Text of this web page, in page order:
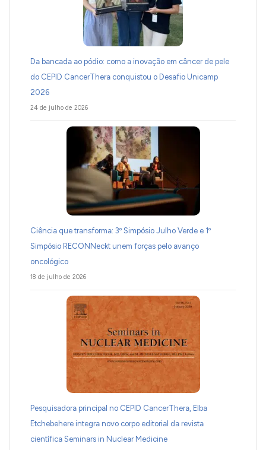
Da bancada ao pódio: como a inovação em câncer de pele
do CEPID CancerThera conquistou o Desafio Unicamp
2026
24 de julho de 2026
Ciência que transforma: 3º Simpósio Julho Verde e 1º
Simpósio RECONNeckt unem forças pelo avanço
oncológico
18 de julho de 2026
Pesquisadora principal no CEPID CancerThera, Elba
Etchebehere integra novo corpo editorial da revista
científica Seminars in Nuclear Medicine